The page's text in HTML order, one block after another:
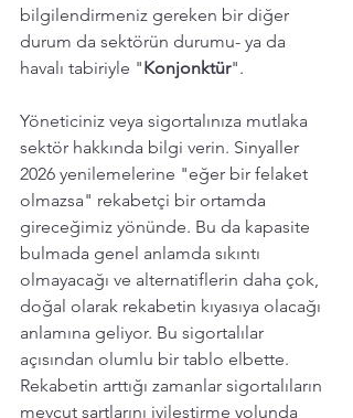
bilgilendirmeniz gereken bir diğer
durum da sektörün durumu- ya da
havalı tabiriyle "Konjonktür".
Yöneticiniz veya sigortalınıza mutlaka
sektör hakkında bilgi verin. Sinyaller
2026 yenilemelerine "eğer bir felaket
olmazsa" rekabetçi bir ortamda
gireceğimiz yönünde. Bu da kapasite
bulmada genel anlamda sıkıntı
olmayacağı ve alternatiflerin daha çok,
doğal olarak rekabetin kıyasıya olacağı
anlamına geliyor. Bu sigortalılar
açısından olumlu bir tablo elbette.
Rekabetin arttığı zamanlar sigortalıların
mevcut şartlarını iyileştirme yolunda